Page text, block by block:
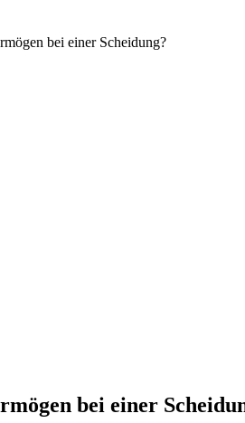
bei einer Scheidung?
bei einer